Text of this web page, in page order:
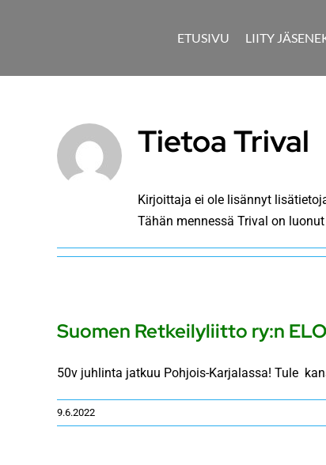
ETUSIVU LIITY
TietoaTrival
Kirjoittaja ei ole lisännyt
Tähän mennessä Trival on
Suomen Retkeilyliitto ry:n
50v juhlinta jatkuu Pohjois-Karjalassa! Tule
9.6.2022